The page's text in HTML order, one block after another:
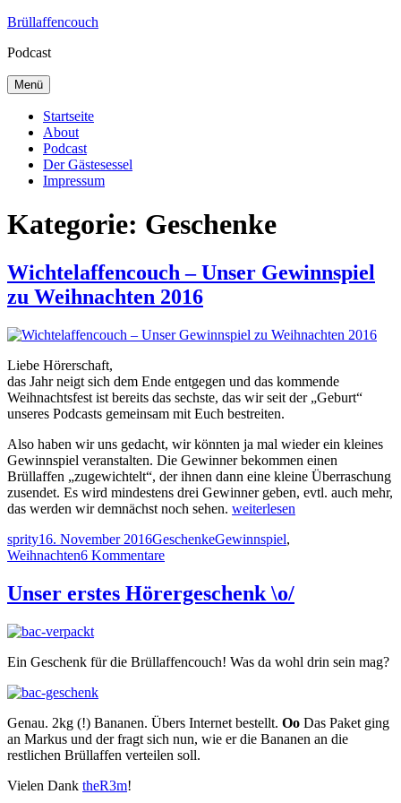
Zum
springen
Brüllaffencouch
Podcast
Menü
Startseite
About
Podcast
Der Gästesessel
Impressum
Kategorie: Geschenke
Wichtelaffencouch – Unser Gewinnspiel
zu Weihnachten 2016
Liebe Hörerschaft,
das Jahr neigt sich dem Ende entgegen und das kommende
Weihnachtsfest ist bereits das sechste, das wir seit der „Geburt“
unseres Podcasts gemeinsam mit Euch bestreiten.
Also haben wir uns gedacht, wir könnten ja mal wieder ein kleines
Gewinnspiel veranstalten. Die Gewinner bekommen einen
Brüllaffen „zugewichtelt“, der ihnen dann eine kleine Überraschung
zusendet. Es wird mindestens drei Gewinner geben, evtl. auch mehr,
das werden wir demnächst noch sehen. „Wichtelaffencouch
Unser
Weihnachten
2016“
weiterlesen
Autor
sprityVeröffentlicht
am
16. November 2016Kategorien
GeschenkeSchlagwörter
Gewinnspiel,
Weihnachten6 Kommentarezu
Unser
2016
Unser erstes Hörergeschenk \o/
Ein Geschenk für die Brüllaffencouch! Was da wohl drin sein mag?
Genau. 2kg (!) Bananen. Übers Internet bestellt. Oo Das Paket ging
an Markus und der fragt sich nun, wie er die Bananen an die
restlichen Brüllaffen verteilen soll.
Vielen Dank theR3m!